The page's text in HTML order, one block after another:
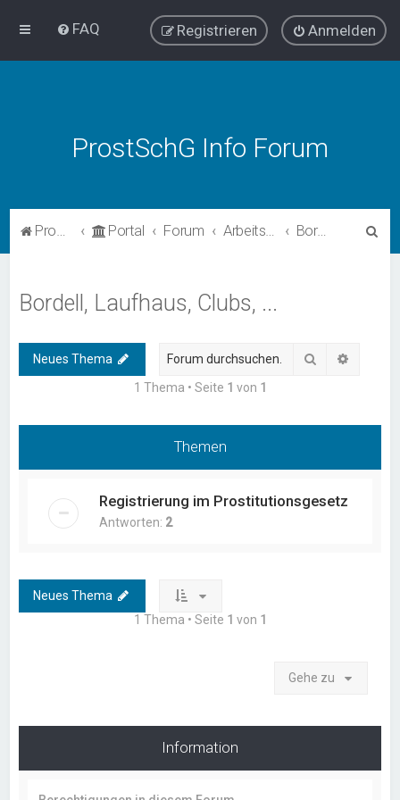
FAQ Anmelden
Registrieren
ProstSchG Info Forum
ProstSchG Portal Forum Arbeitsbereiche Bordell, Laufhaus, Clubs, ...
Bordell, Laufhaus, Clubs, ...
Neues Thema Suche
1 Thema • Seite 1 von 1
Themen
Registrierung im Prostitutionsgesetz
Antworten: 2
Neues Thema
1 Thema • Seite 1 von 1
Gehe zu
Information